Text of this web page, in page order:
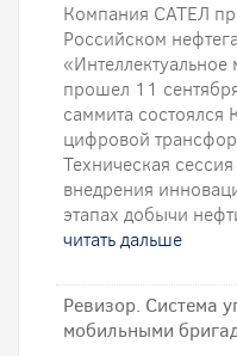
Компания САТЕЛ
Российском
прошел 11
саммита
цифровой
Техническая
внедрения
этапах добычи
читать дальше
Ревизор. Система
мобильными